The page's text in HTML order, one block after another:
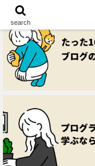
search